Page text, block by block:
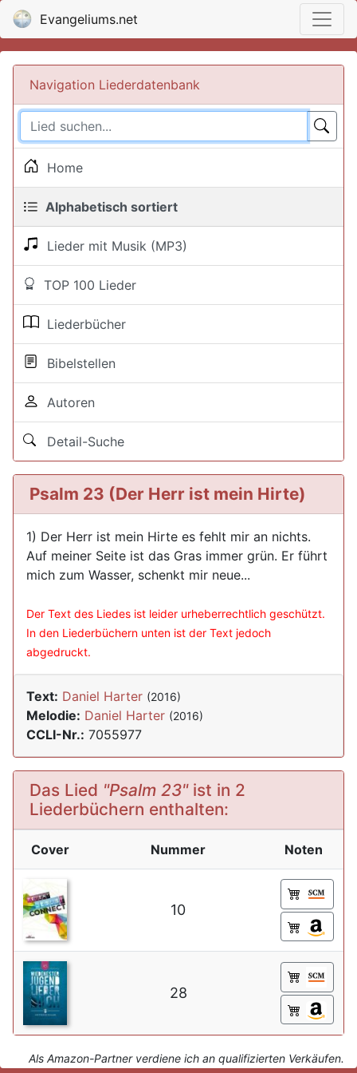
Evangeliums.net
Navigation Liederdatenbank
Home
Alphabetisch sortiert
Lieder mit Musik (MP3)
TOP 100 Lieder
Liederbücher
Bibelstellen
Autoren
Detail-Suche
Psalm 23 (Der Herr ist mein Hirte)
1) Der Herr ist mein Hirte es fehlt mir an nichts.
Auf meiner Seite ist das Gras immer grün. Er führt
mich zum Wasser, schenkt mir neue...
Der Text des Liedes ist leider urheberrechtlich geschützt.
In den Liederbüchern unten ist der Text jedoch
abgedruckt.
Text: Daniel Harter (2016)
Melodie: Daniel Harter (2016)
CCLI-Nr.: 7055977
Das Lied "Psalm 23"ist in 2
Liederbüchern enthalten:
Cover Nummer Noten
10
28
Als Amazon-Partner verdiene ich an qualifizierten Verkäufen.